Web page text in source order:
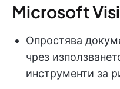
Microsoft
Опростява
чрез
инструменти за